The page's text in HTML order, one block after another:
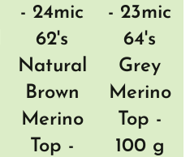
- 24mic
62's
Natural
Brown
Merino
Top -
- 23mic
64's
Grey
Merino
Top -
100 g